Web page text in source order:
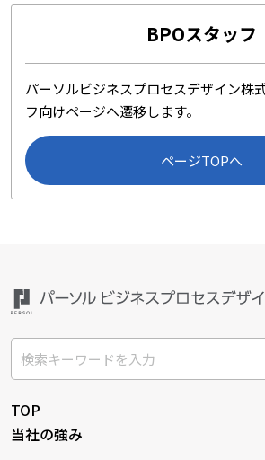
BPOスタッフ
パーソルビジネスプロセスデザイン株
フ向けページへ遷移します。
ページTOPへ
TOP
当社の強み